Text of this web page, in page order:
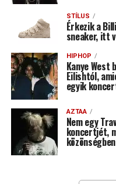
STÍLUS
Érkezik a
sneaker, itt
HIPHOP
Kanye
Eilishtól,
egyik
AZTAA
Nem egy
koncertjét,
közönségben